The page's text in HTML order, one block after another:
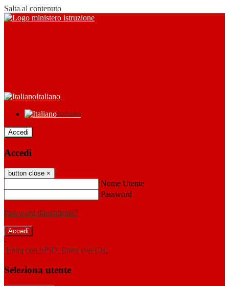
Salta al contenuto
Italiano
Italiano
Accedi
Accedi
button close ×
Nome Utente
Password
Password dimenticata?
-
Entra con SPID Entra con CIE
Seleziona utente